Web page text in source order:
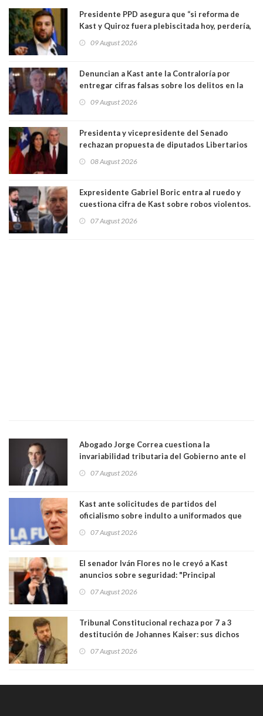
Presidente PPD asegura que “si reforma de
Kast y Quiroz fuera plebiscitada hoy, perdería,
a favor de la oposición, sería una victoria de la
09 August 2026
Denuncian a Kast ante la Contraloría por
entregar cifras falsas sobre los delitos en la
09 August 2026
Presidenta y vicepresidente del Senado
rechazan propuesta de diputados Libertarios
"Constituye un camino equivocado"
08 August 2026
Expresidente Gabriel Boric entra al ruedo y
cuestiona cifra de Kast sobre robos violentos.
07 August 2026
Abogado Jorge Correa cuestiona la
invariabilidad tributaria del Gobierno ante el
democracia” y "defendemos la alternancia en el
07 August 2026
Kast ante solicitudes de partidos del
oficialismo sobre indulto a uniformados que
07 August 2026
El senador Iván Flores no le creyó a Kast
anuncios sobre seguridad: "Principal
perseguir ruta del dinero y levantar secreto
07 August 2026
Tribunal Constitucional rechaza por 7 a 3
destitución de Johannes Kaiser: sus dichos
justicia constitucional porque no es diputado
07 August 2026